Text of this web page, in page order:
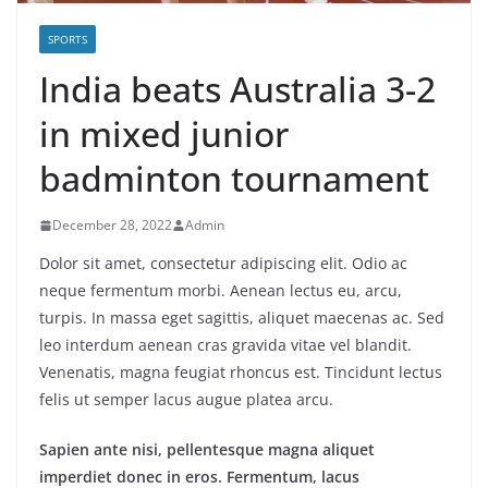
SPORTS
India beats Australia 3-2
in mixed junior
badminton tournament
December 28, 2022 Admin
Dolor sit amet, consectetur adipiscing elit. Odio ac
neque fermentum morbi. Aenean lectus eu, arcu,
turpis. In massa eget sagittis, aliquet maecenas ac. Sed
leo interdum aenean cras gravida vitae vel blandit.
Venenatis, magna feugiat rhoncus est. Tincidunt lectus
felis ut semper lacus augue platea arcu.
Sapien ante nisi, pellentesque magna aliquet
imperdiet donec in eros. Fermentum, lacus